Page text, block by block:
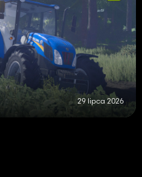
29 lipca 2026